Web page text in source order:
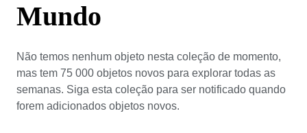
Mundo
Não temos nenhum objeto nesta coleção de momento,
mas tem 75 000 objetos novos para explorar todas as
semanas. Siga esta coleção para ser notificado quando
forem adicionados objetos novos.